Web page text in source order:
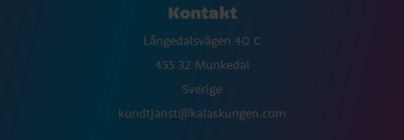
Kontakt
Långedalsvägen 40 C
455 32 Munkedal
Sverige
kundtjanst@kalaskungen.com